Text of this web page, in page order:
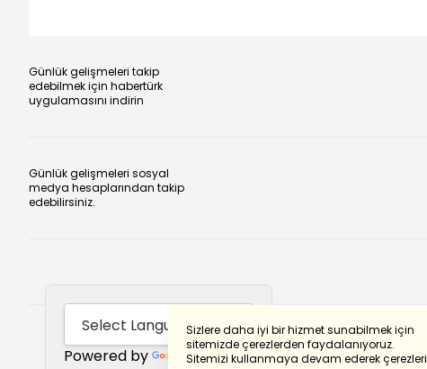
Sizlere daha iyi bir hizmet sunabilmek için
sitemizde çerezlerden faydalanıyoruz.
Sitemizi kullanmaya devam ederek çerezleri
Günlük gelişmeleri takip
edebilmek için habertürk
uygulamasını indirin
Günlük gelişmeleri sosyal
medya hesaplarından takip
edebilirsiniz.
Powered by Translate